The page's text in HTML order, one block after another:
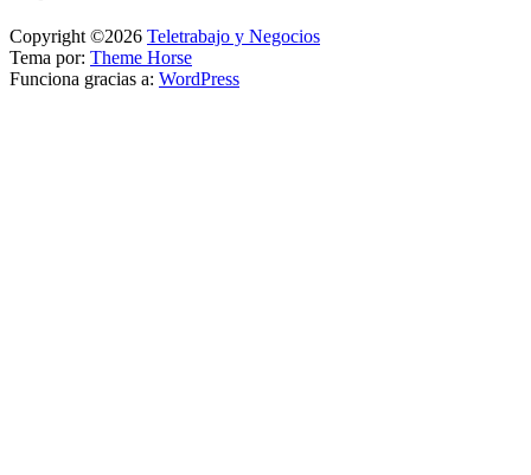
Copyright ©2026 Teletrabajo y Negocios
Tema por: Theme Horse
Funciona gracias a: WordPress